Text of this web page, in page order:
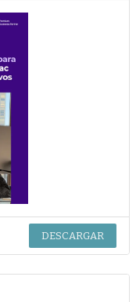
DESCARGAR